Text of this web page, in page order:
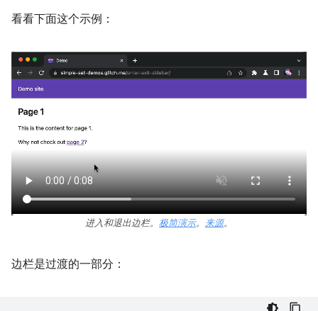
看看下面这个示例：
进入和退出边栏。 极简演示。 来源。
边栏是过渡的一部分：